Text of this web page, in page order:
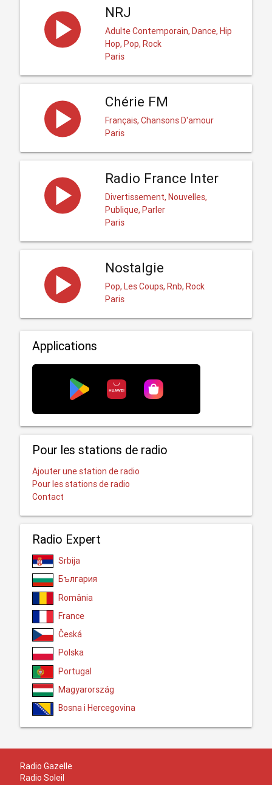
NRJ
Adulte Contemporain, Dance, Hip
Hop, Pop, Rock
Paris
Chérie FM
Français, Chansons D'amour
Paris
Radio France Inter
Divertissement, Nouvelles,
Publique, Parler
Paris
Nostalgie
Pop, Les Coups, Rnb, Rock
Paris
Applications
Pour les stations de radio
Ajouter une station de radio
Pour les stations de radio
Contact
Radio Expert
Srbija
България
România
France
Česká
Polska
Portugal
Magyarország
Bosna i Hercegovina
Radio Gazelle
Radio Soleil